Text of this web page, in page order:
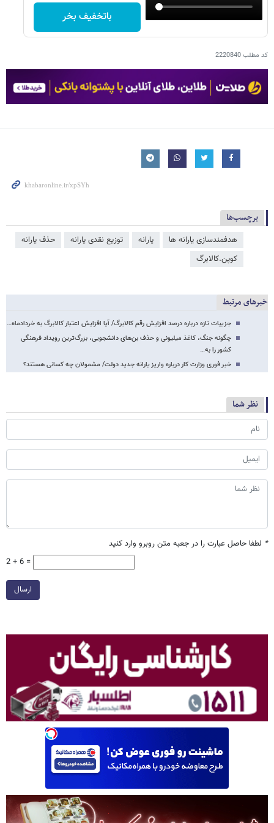
باتخفیف بخر
کد مطلب2220840
برچسب‌ها
هدفمندسازی یارانه ​‌ها یارانه توزیع نقدی یارانه
حذف یارانه
کوپن.کالابرگ
خبرهای مرتبط
جزییات تازه درباره درصد افزایش رقم کالابرگ/ آیا افزایش اعتبار کالابرگ به خردادماه…
چگونه جنگ، کاغذ میلیونی و حذف بن‌های دانشجویی، بزرگ‌ترین رویداد فرهنگی
کشور را به…
خبر فوری وزارت کار درباره واریز یارانه جدید دولت/ مشمولان چه کسانی هستند؟
نظر شما
* لطفا حاصل عبارت را در جعبه متن روبرو وارد کنید
2 + 6 =
ارسال